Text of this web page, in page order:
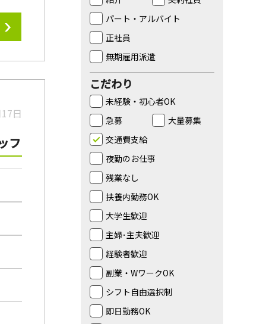
日
フ
パート・アルバイト
正社員
無期雇用派遣
こだわり
未経験・初心者OK
急募
大量募集
交通費支給
夜勤のお仕事
残業なし
扶養内勤務OK
大学生歓迎
主婦･主夫歓迎
経験者歓迎
副業・WワークOK
シフト自由選択制
即日勤務OK